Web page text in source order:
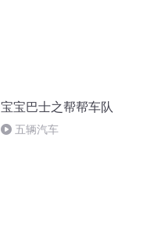
宝宝巴士之帮帮车队
五辆汽车